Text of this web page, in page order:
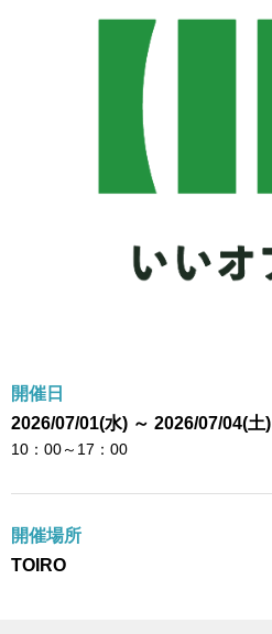
開催日
2026/07/01(水) ～ 2026/07/04(土)
10：00～17：00
開催場所
TOIRO